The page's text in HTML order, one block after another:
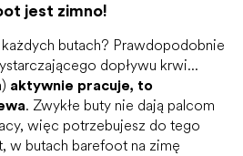
jest zimno!
butach? Prawdopodobnie
dopływu krwi...
aktywnie pracuje, to
. Zwykłe buty nie dają palcom
więc potrzebujesz do tego
w butach barefoot na zimę